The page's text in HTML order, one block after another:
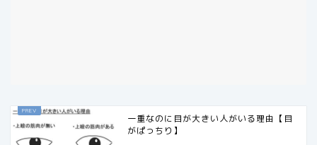
一重なのに目が大きい人がいる理由【目
がぱっちり】